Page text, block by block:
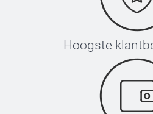
Hoogste